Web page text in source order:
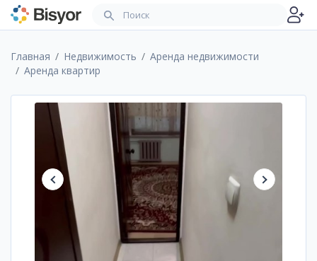
Главная Недвижимость
Аренда недвижимости
Аренда квартир